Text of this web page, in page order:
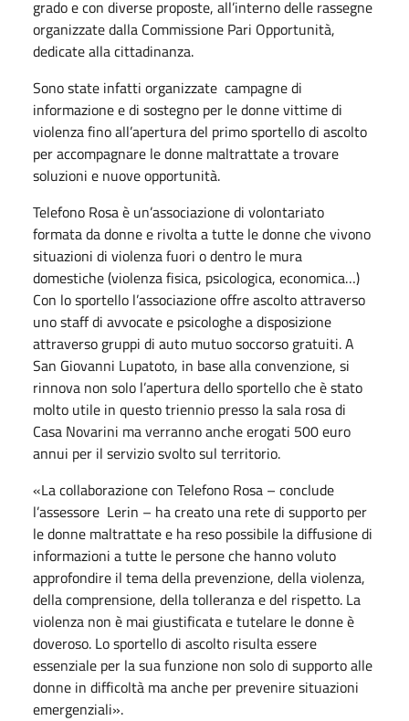
grado e con diverse proposte, all’interno delle rassegne
organizzate dalla Commissione Pari Opportunità,
dedicate alla cittadinanza.
Sono state infatti organizzate campagne di
informazione e di sostegno per le donne vittime di
violenza fino all’apertura del primo sportello di ascolto
per accompagnare le donne maltrattate a trovare
soluzioni e nuove opportunità.
Telefono Rosa è un’associazione di volontariato
formata da donne e rivolta a tutte le donne che vivono
situazioni di violenza fuori o dentro le mura
domestiche (violenza fisica, psicologica, economica…)
Con lo sportello l’associazione offre ascolto attraverso
uno staff di avvocate e psicologhe a disposizione
attraverso gruppi di auto mutuo soccorso gratuiti. A
San Giovanni Lupatoto, in base alla convenzione, si
rinnova non solo l’apertura dello sportello che è stato
molto utile in questo triennio presso la sala rosa di
Casa Novarini ma verranno anche erogati 500 euro
annui per il servizio svolto sul territorio.
«La collaborazione con Telefono Rosa – conclude
l’assessore Lerin – ha creato una rete di supporto per
le donne maltrattate e ha reso possibile la diffusione di
informazioni a tutte le persone che hanno voluto
approfondire il tema della prevenzione, della violenza,
della comprensione, della tolleranza e del rispetto. La
violenza non è mai giustificata e tutelare le donne è
doveroso. Lo sportello di ascolto risulta essere
essenziale per la sua funzione non solo di supporto alle
donne in difficoltà ma anche per prevenire situazioni
emergenziali».